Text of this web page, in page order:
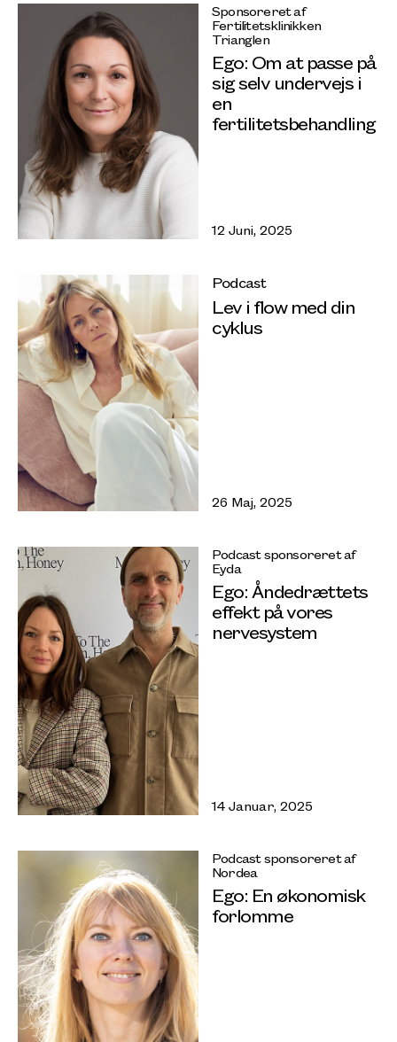
Sponsoreret af
Fertilitetsklinikken
Trianglen
Ego: Om at passe på
sig selv undervejs i
en
fertilitetsbehandling
12 Juni, 2025
Podcast
Lev i flow med din
cyklus
26 Maj, 2025
Podcast sponsoreret af
Eyda
Ego: Åndedrættets
effekt på vores
nervesystem
14 Januar, 2025
Podcast sponsoreret af
Nordea
Ego: En økonomisk
forlomme